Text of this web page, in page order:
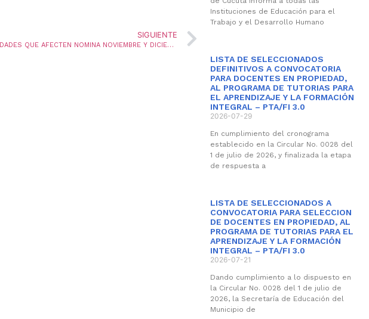
SIGUIENTE
RADICACION DE NOVEDADES QUE AFECTEN NOMINA NOVIEMBRE Y DICIEMBRE
Instituciones de Educación para el
Trabajo y el Desarrollo Humano
LISTA DE SELECCIONADOS
DEFINITIVOS A CONVOCATORIA
PARA DOCENTES EN PROPIEDAD,
AL PROGRAMA DE TUTORIAS PARA
EL APRENDIZAJE Y LA FORMACIÓN
INTEGRAL – PTA/FI 3.0
2026-07-29
En cumplimiento del cronograma
establecido en la Circular No. 0028 del
1 de julio de 2026, y finalizada la etapa
de respuesta a
LISTA DE SELECCIONADOS A
CONVOCATORIA PARA SELECCION
DE DOCENTES EN PROPIEDAD, AL
PROGRAMA DE TUTORIAS PARA EL
APRENDIZAJE Y LA FORMACIÓN
INTEGRAL – PTA/FI 3.0
2026-07-21
Dando cumplimiento a lo dispuesto en
la Circular No. 0028 del 1 de julio de
2026, la Secretaría de Educación del
Municipio de